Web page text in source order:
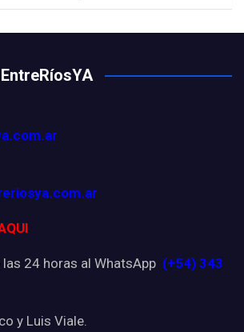
24 horas al WhatsApp (+54) 343
y Luis Viale.